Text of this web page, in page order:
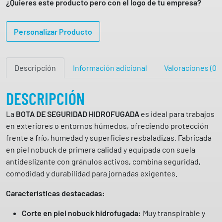
e
m
t
a
R
O
N
C
E
S
V
¿Quieres este producto pero con el logo de tu empresa?
Personalizar Producto
Descripción Información adicional Valoraciones (0)
DESCRIPCIÓN
La BOTA DE SEGURIDAD HIDROFUGADA es ideal para trabajos
en exteriores o entornos húmedos, ofreciendo protección
frente a frío, humedad y superficies resbaladizas. Fabricada
en piel nobuck de primera calidad y equipada con suela
antideslizante con gránulos activos, combina seguridad,
comodidad y durabilidad para jornadas exigentes.
Características destacadas:
Corte en piel nobuck hidrofugada: Muy transpirable y